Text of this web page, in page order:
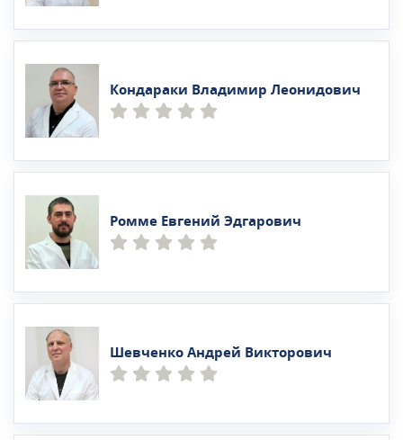
Кондараки Владимир Леонидович
Ромме Евгений Эдгарович
Шевченко Андрей Викторович